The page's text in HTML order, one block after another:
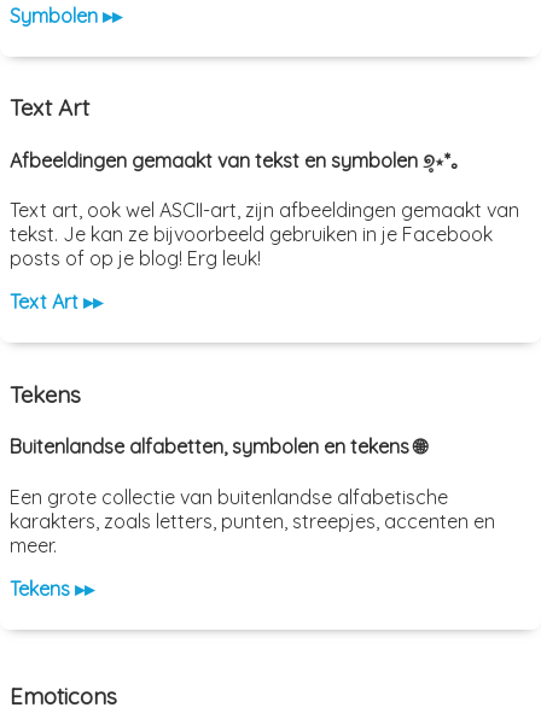
Symbolen ▸▸
Text Art
Afbeeldingen gemaakt van tekst en symbolen ୭̥⋆*｡
Text art, ook wel ASCII-art, zijn afbeeldingen gemaakt van
tekst. Je kan ze bijvoorbeeld gebruiken in je Facebook
posts of op je blog! Erg leuk!
Text Art ▸▸
Tekens
Buitenlandse alfabetten, symbolen en tekens 🌐
Een grote collectie van buitenlandse alfabetische
karakters, zoals letters, punten, streepjes, accenten en
meer.
Tekens ▸▸
Emoticons